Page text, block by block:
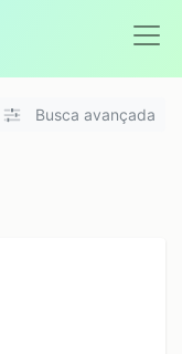
Busca avançada